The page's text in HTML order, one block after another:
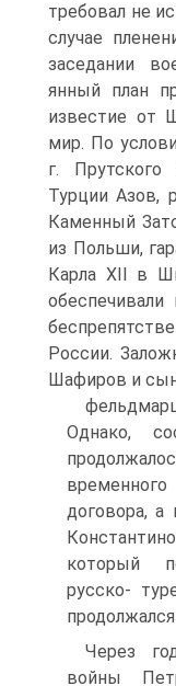
требовал не
случае
заседании
янный план
известие от
мир. По
г. Прутского
Турции Азов,
Ка­менный
из Польши,
Карла XII в
России.
Шафиров и
Однако,
договора, а
который
русско-
Через
войны